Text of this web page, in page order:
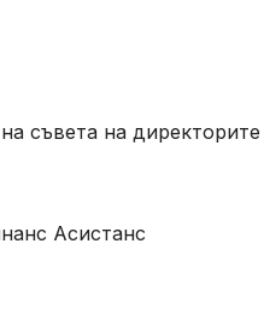
съвета на директорите
Асистанс